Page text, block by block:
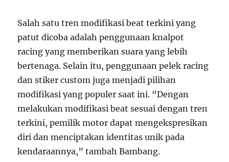
Salah satu tren modifikasi beat terkini yang
patut dicoba adalah penggunaan knalpot
racing yang memberikan suara yang lebih
bertenaga. Selain itu, penggunaan pelek racing
dan stiker custom juga menjadi pilihan
modifikasi yang populer saat ini. “Dengan
melakukan modifikasi beat sesuai dengan tren
terkini, pemilik motor dapat mengekspresikan
diri dan menciptakan identitas unik pada
kendaraannya,” tambah Bambang.